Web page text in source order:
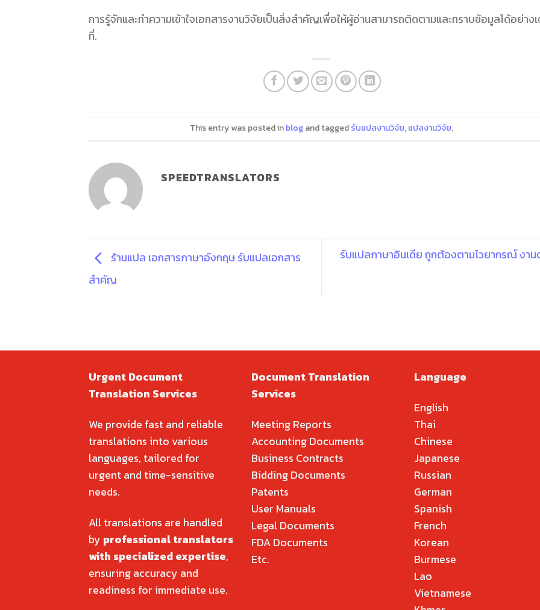
การรู้จักและทำความเข้าใจเอกสารงานวิจัยเป็นสิ่งสำคัญเพื่อให้ผู้อ่านสามารถติดตามและทราบข้อมูลได้อย่าง
ที่.
This entry was posted inblogand taggedรับแปลงานวิจัย,แปลงานวิจัย.
SPEEDTRANSLATORS
ร้านแปล เอกสารภาษาอังกฤษ รับแปลเอกสาร
สำคัญ
รับแปลภาษาอินเดีย ถูกต้องตามไวยากรณ์ งาน
Urgent Document
Translation Services
We provide fast and reliable
translations into various
languages, tailored for
urgent and time-sensitive
needs.
All translations are handled
by professional translators
with specialized expertise,
ensuring accuracy and
readiness for immediate use.
Document Translation
Services
Meeting Reports
Accounting Documents
Business Contracts
Bidding Documents
Patents
User Manuals
Legal Documents
FDA Documents
Etc.
Language
English
Thai
Chinese
Japanese
Russian
German
Spanish
French
Korean
Burmese
Lao
Vietnamese